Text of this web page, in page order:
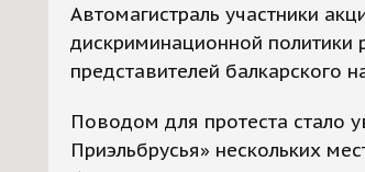
Автомагистраль участники
дискриминационной политики
представителей балкарского
Поводом для протеста стало
Приэльбрусья» нескольких